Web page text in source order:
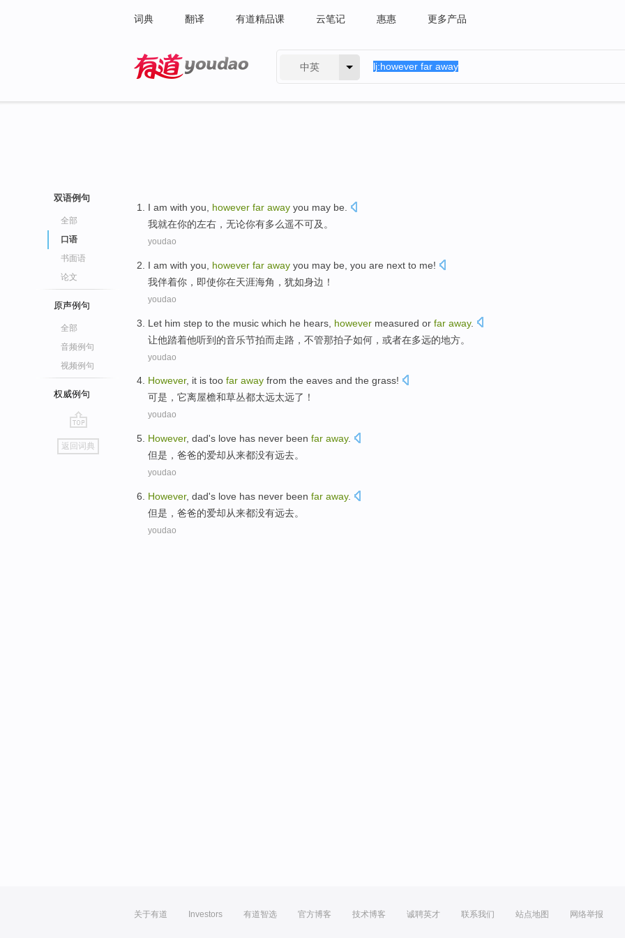
词典 翻译 有道精品课 云笔记 惠惠 更多产品
中英
双语例句
全部
口语
书面语
论文
原声例句
全部
音频例句
视频例句
权威例句
go
top
返回词典
I am with you however far away you may be
我就在你的左右， 无论你有多么遥不可及。
youdao
I am with you however far away you may be you are next to me!
我伴着你 ， 即使你在天涯海角，犹如身边！
youdao
Let him step to the music which he hears however measured or far away.
让他踏着他听到的音乐节拍而走路， 不管那拍子如何， 或者在多远的地方。
youdao
However, it is too far away from the eaves and the grass!
可是 ， 它离屋檐和草丛都太远太远了！
youdao
However, dad's love has never been far away.
但是 ， 爸爸的爱却从来都没有远去。
youdao
However, dad's love has never been far away.
但是 ， 爸爸的爱却从来都没有远去。
youdao
关于有道 Investors 有道智选 官方博客 技术博客 诚聘英才 联系我们 站点地图 网络举报